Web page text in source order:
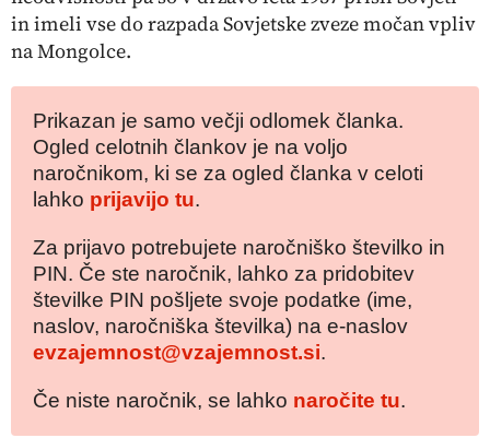
in imeli vse do razpada Sovjetske zveze močan vpliv
na Mongolce.
Prikazan je samo večji odlomek članka.
Ogled celotnih člankov je na voljo
naročnikom, ki se za ogled članka v celoti
lahko prijavijo tu.
Za prijavo potrebujete naročniško številko in
PIN. Če ste naročnik, lahko za pridobitev
številke PIN pošljete svoje podatke (ime,
naslov, naročniška številka) na e-naslov
evzajemnost@vzajemnost.si.
Če niste naročnik, se lahko naročite tu.